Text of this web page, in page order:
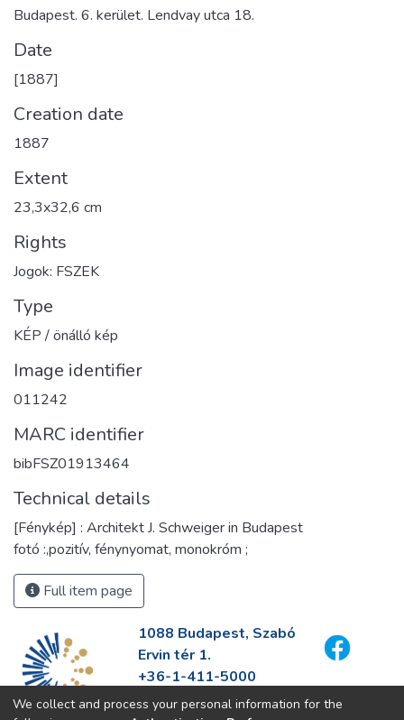
Budapest. 6. kerület. Lendvay utca 18.
Date
[1887]
Creation date
1887
Extent
23,3x32,6 cm
Rights
Jogok: FSZEK
Type
KÉP / önálló kép
Image identifier
011242
MARC identifier
bibFSZ01913464
Technical details
[Fénykép] : Architekt J. Schweiger in Budapest
fotó :,pozitív, fénynyomat, monokróm ;
Full item page
1088 Budapest, Szabó
Ervin tér 1.
+36-1-411-5000
info@fszek.hu
We collect and process your personal information for the